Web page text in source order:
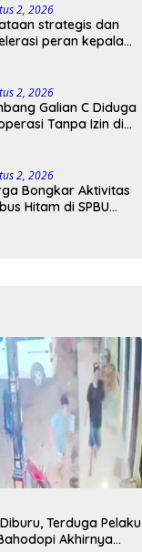
2, 2026
strategis dan
peran kepala
2, 2026
Galian C Diduga
Tanpa Izin di
2, 2026
Bongkar Aktivitas
Hitam di SPBU
Terduga Pelaku
Akhirnya